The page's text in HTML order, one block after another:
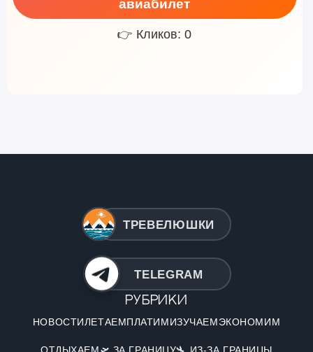
авиабилет
👉 Кликов: 0
ТРЕВЕЛЮШКИ
TELEGRAM
Рубрики
НОВОСТИЛЕТАЕМПЛАТИМИЗУЧАЕМЭКОНОМИМ